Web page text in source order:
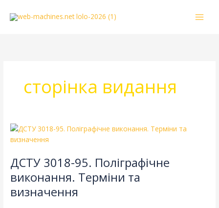
сторінка видання
ДСТУ 3018-95. Поліграфічне
виконання. Терміни та
визначення
ДСТУ
3018-
Поліграфічне
виконання.
Терміни
та